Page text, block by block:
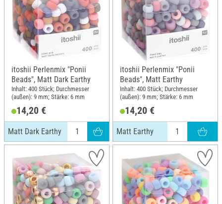
itoshii Perlenmix "Ponii
Beads", Matt Dark Earthy
Inhalt: 400 Stück; Durchmesser
(außen): 9 mm; Stärke: 6 mm
14,20 €
Matt Dark Earthy
itoshii Perlenmix "Ponii
Beads", Matt Earthy
Inhalt: 400 Stück; Durchmesser
(außen): 9 mm; Stärke: 6 mm
14,20 €
Matt Earthy